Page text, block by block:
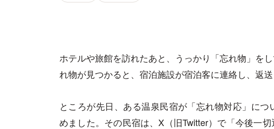
ホテルや旅館を訪れたあと、うっかり「忘れ物」を
れ物が見つかると、宿泊施設が宿泊客に連絡し、返
ところが先日、ある温泉民宿が「忘れ物対応」に
めました。その民宿は、X（旧Twitter）で「今後一